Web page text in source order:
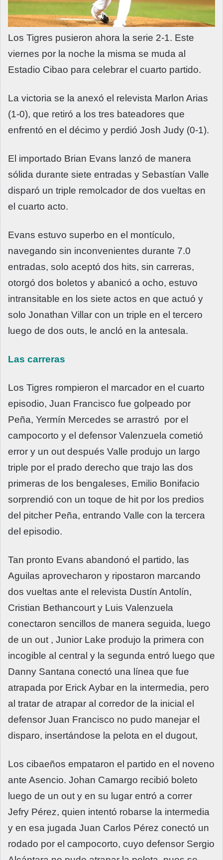
Los Tigres pusieron ahora la serie 2-1. Este
viernes por la noche la misma se muda al
Estadio Cibao para celebrar el cuarto partido.
La victoria se la anexó el relevista Marlon Arias
(1-0), que retiró a los tres bateadores que
enfrentó en el décimo y perdió Josh Judy (0-1).
El importado Brian Evans lanzó de manera
sólida durante siete entradas y Sebastían Valle
disparó un triple remolcador de dos vueltas en
el cuarto acto.
Evans estuvo superbo en el montículo,
navegando sin inconvenientes durante 7.0
entradas, solo aceptó dos hits, sin carreras,
otorgó dos boletos y abanicó a ocho, estuvo
intransitable en los siete actos en que actuó y
solo Jonathan Villar con un triple en el tercero
luego de dos outs, le ancló en la antesala.
Las carreras
Los Tigres rompieron el marcador en el cuarto
episodio, Juan Francisco fue golpeado por
Peña, Yermín Mercedes se arrastró por el
campocorto y el defensor Valenzuela cometió
error y un out después Valle produjo un largo
triple por el prado derecho que trajo las dos
primeras de los bengaleses, Emilio Bonifacio
sorprendió con un toque de hit por los predios
del pitcher Peña, entrando Valle con la tercera
del episodio.
Tan pronto Evans abandonó el partido, las
Aguilas aprovecharon y ripostaron marcando
dos vueltas ante el relevista Dustín Antolín,
Cristian Bethancourt y Luis Valenzuela
conectaron sencillos de manera seguida, luego
de un out , Junior Lake produjo la primera con
incogible al central y la segunda entró luego que
Danny Santana conectó una línea que fue
atrapada por Erick Aybar en la intermedia, pero
al tratar de atrapar al corredor de la inicial el
defensor Juan Francisco no pudo manejar el
disparo, insertándose la pelota en el dugout,
Los cibaeños empataron el partido en el noveno
ante Asencio. Johan Camargo recibió boleto
luego de un out y en su lugar entró a correr
Jefry Pérez, quien intentó robarse la intermedia
y en esa jugada Juan Carlos Pérez conectó un
rodado por el campocorto, cuyo defensor Sergio